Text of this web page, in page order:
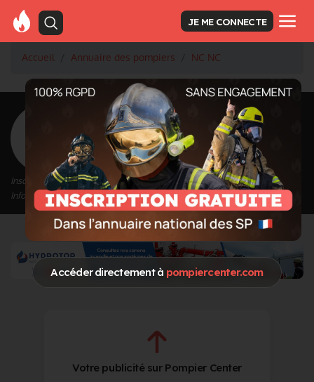
Accéder directement à pompiercenter.com
JE ME CONNECTE
Accueil Annuaire des pompiers NC NC
< Retour à la liste des pompiers
NC NC
Inscrit depuis le 07/06/2021 à 11:49
Informations mises à jour le 07/06/2021 à 11:49
Votre publicité sur Pompier Center